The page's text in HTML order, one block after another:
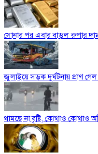
সোনার পর এবার বাড়ল রুপার
জুলাইয়ে সড়ক দুর্ঘটনায় প্রাণ
থামছে না বৃষ্টি, কোথাও কোথাও